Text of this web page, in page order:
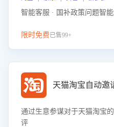
智能客服 · 国补政策问题智
限时免费已售99+
天猫淘宝自动邀
通过生意参谋对于天猫淘宝
评